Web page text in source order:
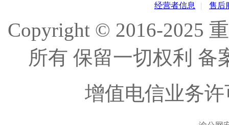
经营者信息 | 售后
Copyright © 2016-2025
所有 保留一切权利 备
增值电信业务